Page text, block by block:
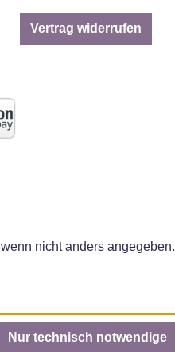
Vertrag widerrufen
nicht anders angegeben.
Nur technisch notwendige